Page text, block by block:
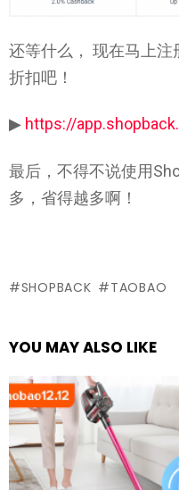
还等什么， 现在马上
折扣吧！
▶ https://
最后，不得不说使用
多，省得越多啊！
SHOPBACK TAOBAO
YOU MAY ALSO LIKE